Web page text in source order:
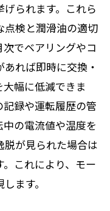
られます。これら
点検と潤滑油の適切
でベアリングやコ
れば即時に交換・
幅に低減できま
録や運転履歴の管
の電流値や温度を
が見られた場合は
これにより、モー
ます。